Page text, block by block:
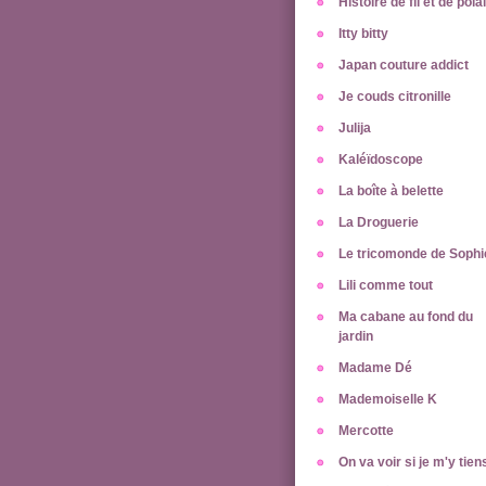
Itty bitty
Japan couture addict
Je couds citronille
Julija
Kaléïdoscope
La boîte à belette
La Droguerie
Le tricomonde de
Lili comme tout
Ma cabane au fond du
jardin
Madame Dé
Mademoiselle K
Mercotte
On va voir si je m'y